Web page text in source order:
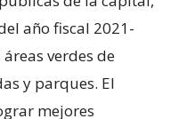
año fiscal 2021-
verdes de
y parques. El
mejores